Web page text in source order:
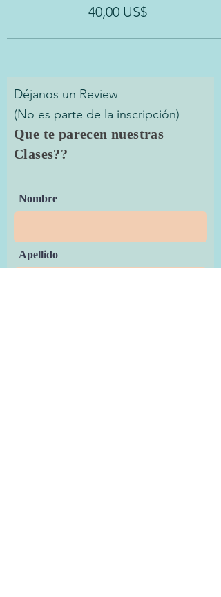
40,00 US$
Déjanos un Review
(No es parte de la inscripción)
Que te parecen nuestras
Clases??
Nombre
Apellido